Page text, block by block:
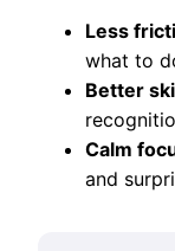
Less
what to
Better
Calm
and